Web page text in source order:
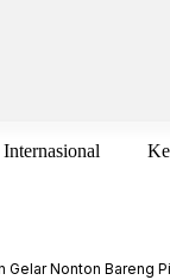
Internasional
Gelar Nonton Bareng